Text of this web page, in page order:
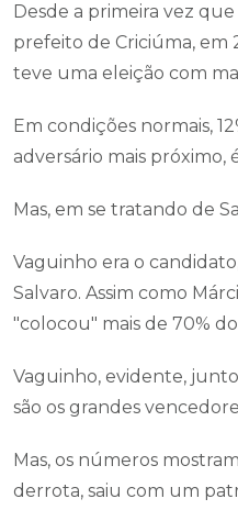
Desde a primeira vez
prefeito de Criciúma, em
teve uma eleição com
Em condições normais,
adversário mais próximo,
Mas, em se tratando de
Vaguinho era o
Salvaro. Assim como
"colocou" mais de 70%
Vaguinho, evidente,
são os grandes
Mas, os números
derrota, saiu com um